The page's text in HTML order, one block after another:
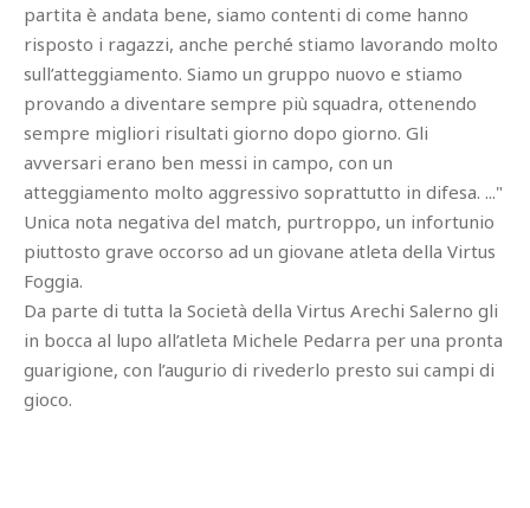
partita è andata bene, siamo contenti di come hanno
risposto i ragazzi, anche perché stiamo lavorando molto
sull’atteggiamento. Siamo un gruppo nuovo e stiamo
provando a diventare sempre più squadra, ottenendo
sempre migliori risultati giorno dopo giorno. Gli
avversari erano ben messi in campo, con un
atteggiamento molto aggressivo soprattutto in difesa. ..."
Unica nota negativa del match, purtroppo, un infortunio
piuttosto grave occorso ad un giovane atleta della Virtus
Foggia.
Da parte di tutta la Società della Virtus Arechi Salerno gli
in bocca al lupo all’atleta Michele Pedarra per una pronta
guarigione, con l’augurio di rivederlo presto sui campi di
gioco.